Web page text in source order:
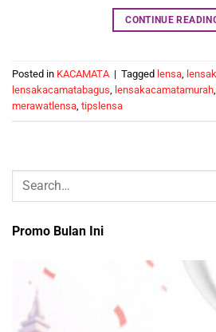
CONTINUE
Posted in KACAMATA | Tagged lensa
lensakacamatabagus
lensakacamatamurah
merawatlensa tipslensa
Promo Bulan Ini